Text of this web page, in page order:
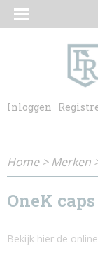
Inloggen
Home>Merken
OneK caps
Bekijk hier de